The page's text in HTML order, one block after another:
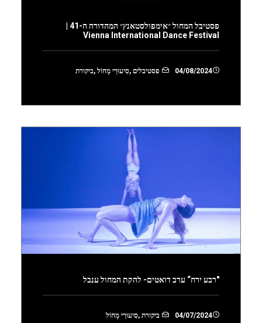
Vienna International Dance Festival
04/08/2024 פסטיבלים ,סִיעוּרֵי מָחוֹל ,ביקורת
"רבע ירח“ ערב דואטים- להקת המחול ענבל
04/07/2024 ביקורת ,סִיעוּרֵי מָחוֹל